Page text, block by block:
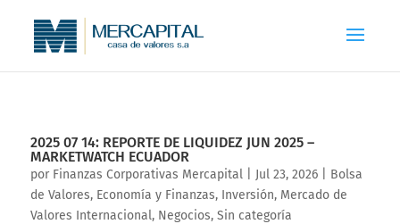
2025 07 14: REPORTE DE LIQUIDEZ JUN 2025 –
MARKETWATCH ECUADOR
por Finanzas Corporativas Mercapital| Jul 23, 2026| Bolsa
de Valores, Economía y Finanzas, Inversión, Mercado de
Valores Internacional, Negocios, Sin categoría